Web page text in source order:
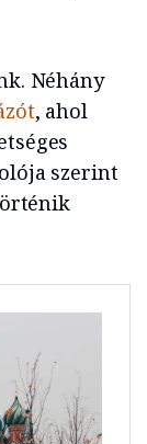
Néhány
, ahol
szerint